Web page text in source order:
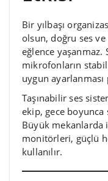
Bir yılbaşı
olsun, doğru ses
eğlence yaşanmaz.
mikrofonların stabil
uygun
Taşınabilir ses
ekip, gece
Büyük mekanlarda
monitörleri, güçlü
kullanılır.